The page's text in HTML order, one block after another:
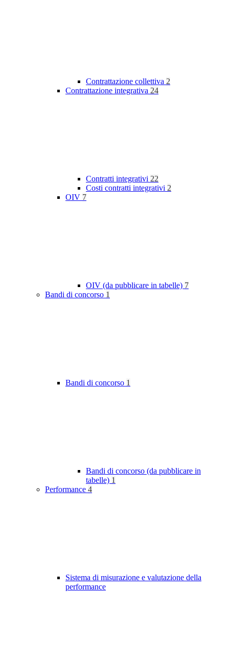
Contrattazione collettiva 2
Contrattazione integrativa 24
Contratti integrativi 22
Costi contratti integrativi 2
OIV 7
OIV (da pubblicare in tabelle) 7
Bandi di concorso 1
Bandi di concorso 1
Bandi di concorso (da pubblicare in
tabelle) 1
Performance 4
Sistema di misurazione e valutazione della
performance